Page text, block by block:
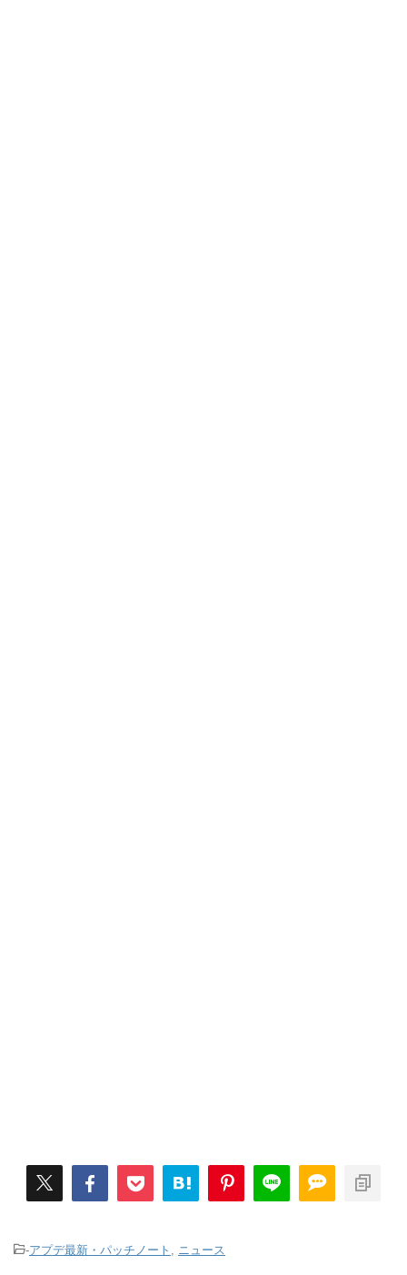
-アプデ最新・パッチノート , ニュース